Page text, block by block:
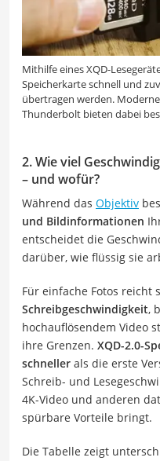
Mithilfe eines XQD-
Speicherkarte schnell und
übertragen werden.
Thunderbolt bieten dabei
2. Wie viel
– und wofür?
Während das Objektiv
und Bildinformationen
entscheidet die
darüber, wie flüssig sie
Für einfache Fotos reicht
Schreibgeschwindigkeit,
hochauflösendem Video
ihre Grenzen. XQD-2.0-
schneller als die erste
Schreib- und
4K-Video und anderen
spürbare Vorteile bringt.
Die Tabelle zeigt